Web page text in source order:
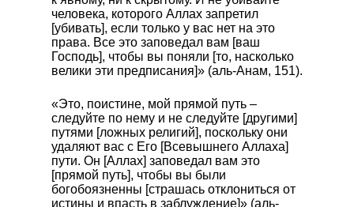
человека, которого Аллах запретил
[убивать], если только у вас нет на это
права. Все это заповедал вам [ваш
Господь], чтобы вы поняли [то, насколько
велики эти предписания]» (аль-Анам, 151).
«Это, поистине, мой прямой путь –
следуйте по нему и не следуйте [другими]
путями [ложных религий], поскольку они
удаляют вас с Его [Всевышнего Аллаха]
пути. Он [Аллах] заповедал вам это
[прямой путь], чтобы вы были
богобоязненны [страшась отклониться от
истины и впасть в заблуждение]» (аль-